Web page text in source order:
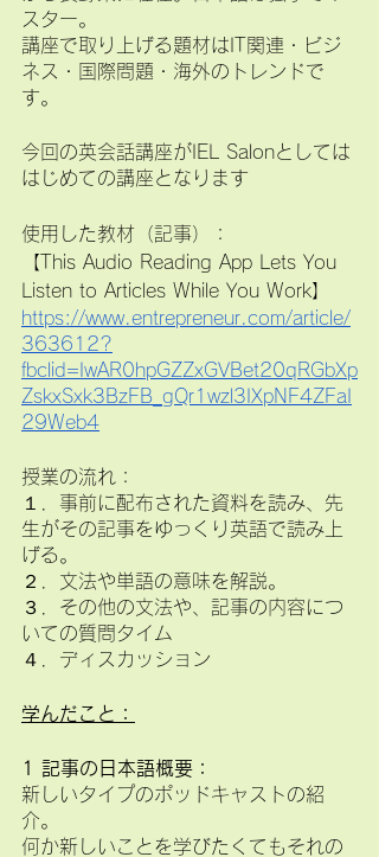
スター。
講座で取り上げる題材はIT関連・ビジ
ネス・国際問題・海外のトレンドで
す。
今回の英会話講座がIEL Salonとしては
はじめての講座となります
使用した教材（記事）：
【This Audio Reading App Lets You
Listen to Articles While You Work】
https://www.entrepreneur.com/article/
363612?
fbclid=IwAR0hpGZZxGVBet20qRGbXp
ZskxSxk3BzFB_gQr1wzl3IXpNF4ZFaI
29Web4
授業の流れ：
１．事前に配布された資料を読み、先
生がその記事をゆっくり英語で読み上
げる。
２．文法や単語の意味を解説。
３．その他の文法や、記事の内容につ
いての質問タイム
４．ディスカッション
学んだこと：
1 記事の日本語概要：
新しいタイプのポッドキャストの紹
介。
何か新しいことを学びたくてもそれの